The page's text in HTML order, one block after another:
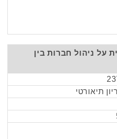
על ניהול חברות בין
תיאורטי